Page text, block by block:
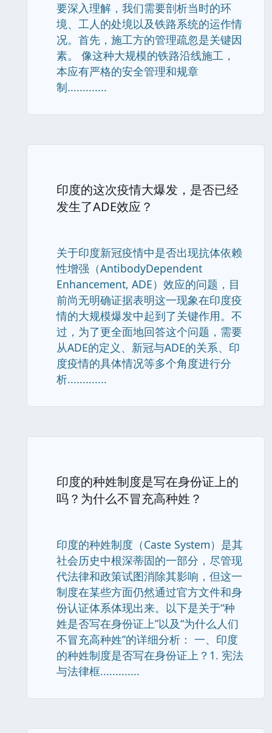
要深入理解，我们需要剖析当时的环
境、工人的处境以及铁路系统的运作情
况。首先，施工方的管理疏忽是关键因
素。 像这种大规模的铁路沿线施工，
本应有严格的安全管理和规章
制.............
印度的这次疫情大爆发，是否已经
发生了ADE效应？
关于印度新冠疫情中是否出现抗体依赖
性增强（AntibodyDependent
Enhancement, ADE）效应的问题，目
前尚无明确证据表明这一现象在印度疫
情的大规模爆发中起到了关键作用。不
过，为了更全面地回答这个问题，需要
从ADE的定义、新冠与ADE的关系、印
度疫情的具体情况等多个角度进行分
析.............
印度的种姓制度是写在身份证上的
吗？为什么不冒充高种姓？
印度的种姓制度（Caste System）是其
社会历史中根深蒂固的一部分，尽管现
代法律和政策试图消除其影响，但这一
制度在某些方面仍然通过官方文件和身
份认证体系体现出来。以下是关于“种
姓是否写在身份证上”以及“为什么人们
不冒充高种姓”的详细分析： 一、印度
的种姓制度是否写在身份证上？1. 宪法
与法律框.............